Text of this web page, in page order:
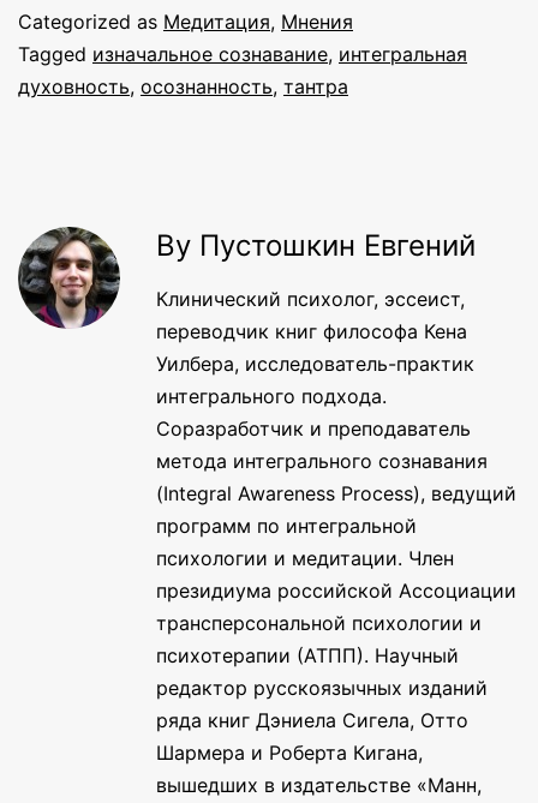
Categorized as Медитация, Мнения
Tagged изначальное сознавание, интегральная
духовность, осознанность, тантра
By Пустошкин Евгений
Клинический психолог, эссеист,
переводчик книг философа Кена
Уилбера, исследователь-практик
интегрального подхода.
Соразработчик и преподаватель
метода интегрального сознавания
(Integral Awareness Process), ведущий
программ по интегральной
психологии и медитации. Член
президиума российской Ассоциации
трансперсональной психологии и
психотерапии (АТПП). Научный
редактор русскоязычных изданий
ряда книг Дэниела Сигела, Отто
Шармера и Роберта Кигана,
вышедших в издательстве «Манн,